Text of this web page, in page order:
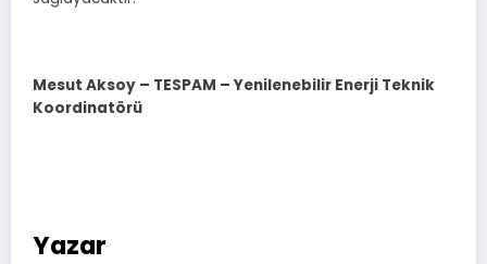
Mesut Aksoy – TESPAM – Yenilenebilir Enerji Teknik
Koordinatörü
Yazar